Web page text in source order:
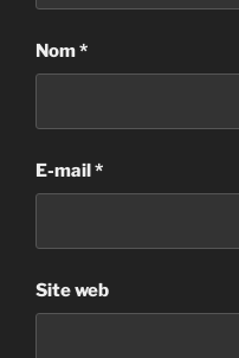
Nom*
E-mail*
Site web